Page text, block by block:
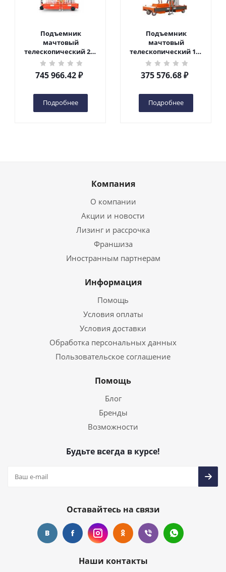
Подъемник
мачтовый
телескопический 200
кг 10 м TOR GTWY10-
200S DC 2-мачтовый
(автономный) (N) в
745 966.42₽
Подробнее
Подъемник
мачтовый
телескопический 125
кг 6 м TOR GTWY6-100
DC 1-мачтовый
(автономный) (G) в
375 576.68₽
Подробнее
Компания
О компании
Акции и новости
Лизинг и рассрочка
Франшиза
Иностранным партнерам
Информация
Помощь
Условия оплаты
Условия доставки
Обработка персональных данных
Пользовательское соглашение
Помощь
Блог
Бренды
Возможности
Будьте всегда в курсе!
Оставайтесь на связи
Наши контакты